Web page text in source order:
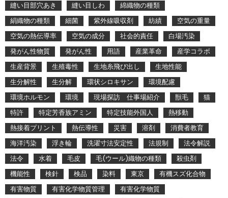
縫い目部穴あき
縫い目しわ
綿織物の種類
絹織物の種類
細菌 紫外線吸収剤 紡績
空気の重量
空気の熱伝導率
空気の成分 社会的責任
白場汚染
発がん性物質
発がん性 用語 産業革命
産学コラボ
生産背景
生殖毒性 生地糸飛び出し
生地性能
生分解性
生分解 環状シロキサン
環境配慮
環境ホルモン
環境 現場探訪 仕事場紹介 獣毛
猫
特許
特定芳香族アミン 特定技能外国人
熱移動
熱接着プリント
熱伝導性 災害 溶剤
消費者教育
海洋汚染
浮き輪 洗濯寸法安定性 法規制
法令解説
法令
水着 毛皮 毛(ウール)織物の種類
殺虫剤
機能性
検針 検品 染料 東京
有機スズ化合物
有害物質
有害化学物質管理
有害化学物質